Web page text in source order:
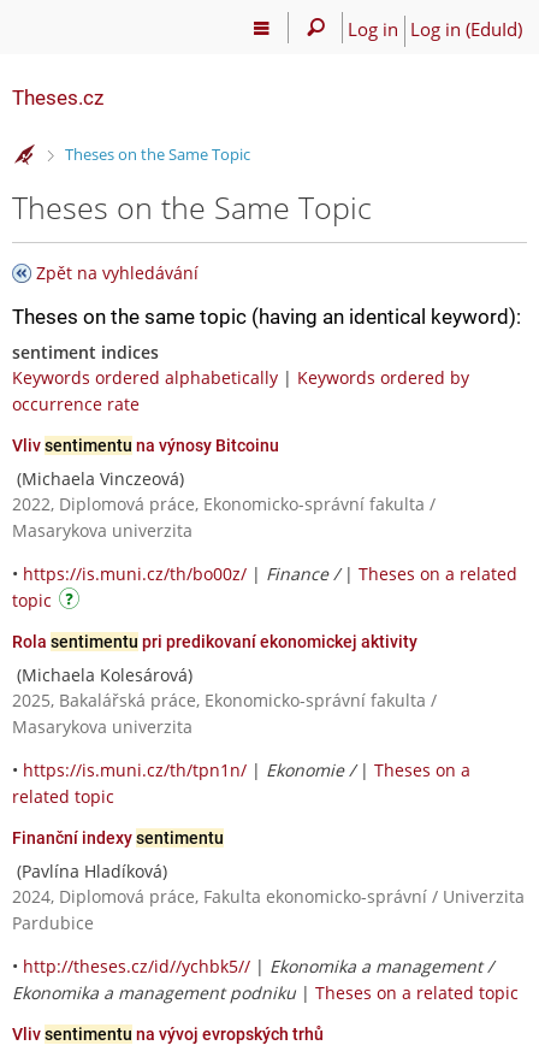
Log in Log in (EduId)
Theses.cz
>
Theses on the Same Topic
Theses on the Same Topic
Zpět na vyhledávání
Theses on the same topic (having an identical keyword):
sentiment indices
Keywords ordered alphabetically | Keywords ordered by
occurrence rate
Vlivsentimentu na výnosy Bitcoinu
(Michaela Vinczeová)
2022, Diplomová práce, Ekonomicko-správní fakulta /
Masarykova univerzita
• https://is.muni.cz/th/bo00z/ | Finance / | Theses on a related
topic
Rola sentimentu pri predikovaní ekonomickej aktivity
(Michaela Kolesárová)
2025, Bakalářská práce, Ekonomicko-správní fakulta /
Masarykova univerzita
• https://is.muni.cz/th/tpn1n/ | Ekonomie / | Theses on a
related topic
Finanční indexysentimentu
(Pavlína Hladíková)
2024, Diplomová práce, Fakulta ekonomicko-správní / Univerzita
Pardubice
• http://theses.cz/id//ychbk5// | Ekonomika a management /
Ekonomika a management podniku | Theses on a related topic
Vlivsentimentu na vývoj evropských trhů